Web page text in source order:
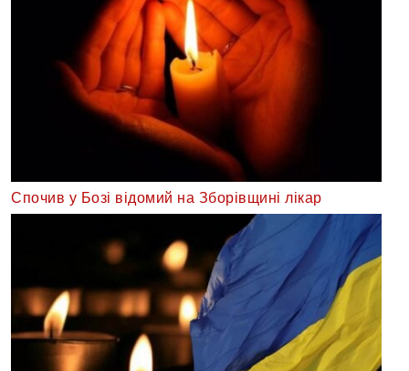
Спочив у Бозі відомий на Зборівщині лікар